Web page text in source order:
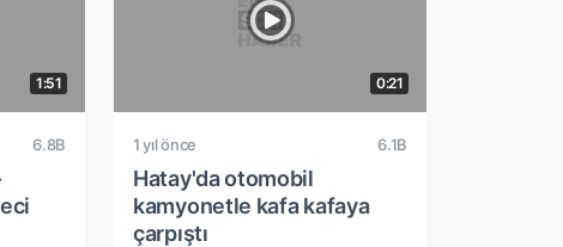
1:51
6.8B
0:21
1 yıl önce 6.1B
Hatay'da otomobil
kamyonetle kafa kafaya
çarpıştı